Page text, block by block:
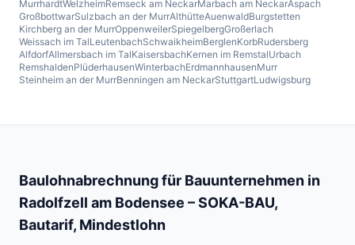
MurrhardtWelzheimRemseck am NeckarMarbach am NeckarAspach
GroßbottwarSulzbach an der MurrAlthütteAuenwaldBurgstetten
Kirchberg an der MurrOppenweilerSpiegelbergGroßerlach
Weissach im TalLeutenbachSchwaikheimBerglenKorbRudersberg
AlfdorfAllmersbach im TalKaisersbachKernen im RemstalUrbach
RemshaldenPlüderhausenWinterbachErdmannhausenMurr
Steinheim an der MurrBenningen am NeckarStuttgartLudwigsburg
Baulohnabrechnung für Bauunternehmen in
Radolfzell am Bodensee – SOKA-BAU,
Bautarif, Mindestlohn